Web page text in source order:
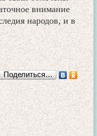
внимание
народов, и в
Поделиться…